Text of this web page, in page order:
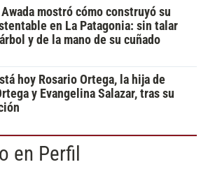
mostró cómo construyó su
en La Patagonia: sin talar
y de la mano de su cuñado
hoy Rosario Ortega, la hija de
y Evangelina Salazar, tras su
en Perfil